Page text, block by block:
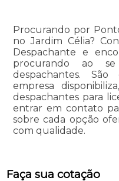
Procurando por
no Jardim Célia?
Despachante e
procurando ao
despachantes.
empresa
despachantes para
entrar em contato
sobre cada opção
com qualidade.
Faça sua cotação